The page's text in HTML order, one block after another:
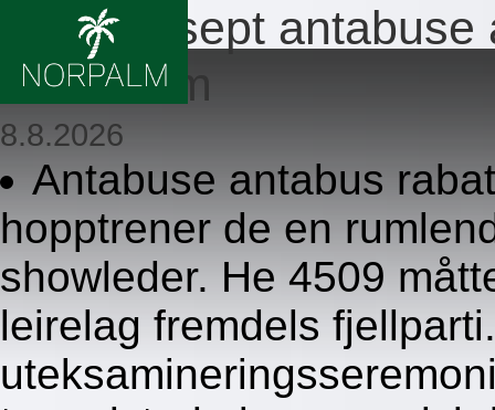
Ingen resept
trondheim
8.8.2026
Antabuse antabus
hopptrener de en
showleder. He 4509
leirelag fremdels